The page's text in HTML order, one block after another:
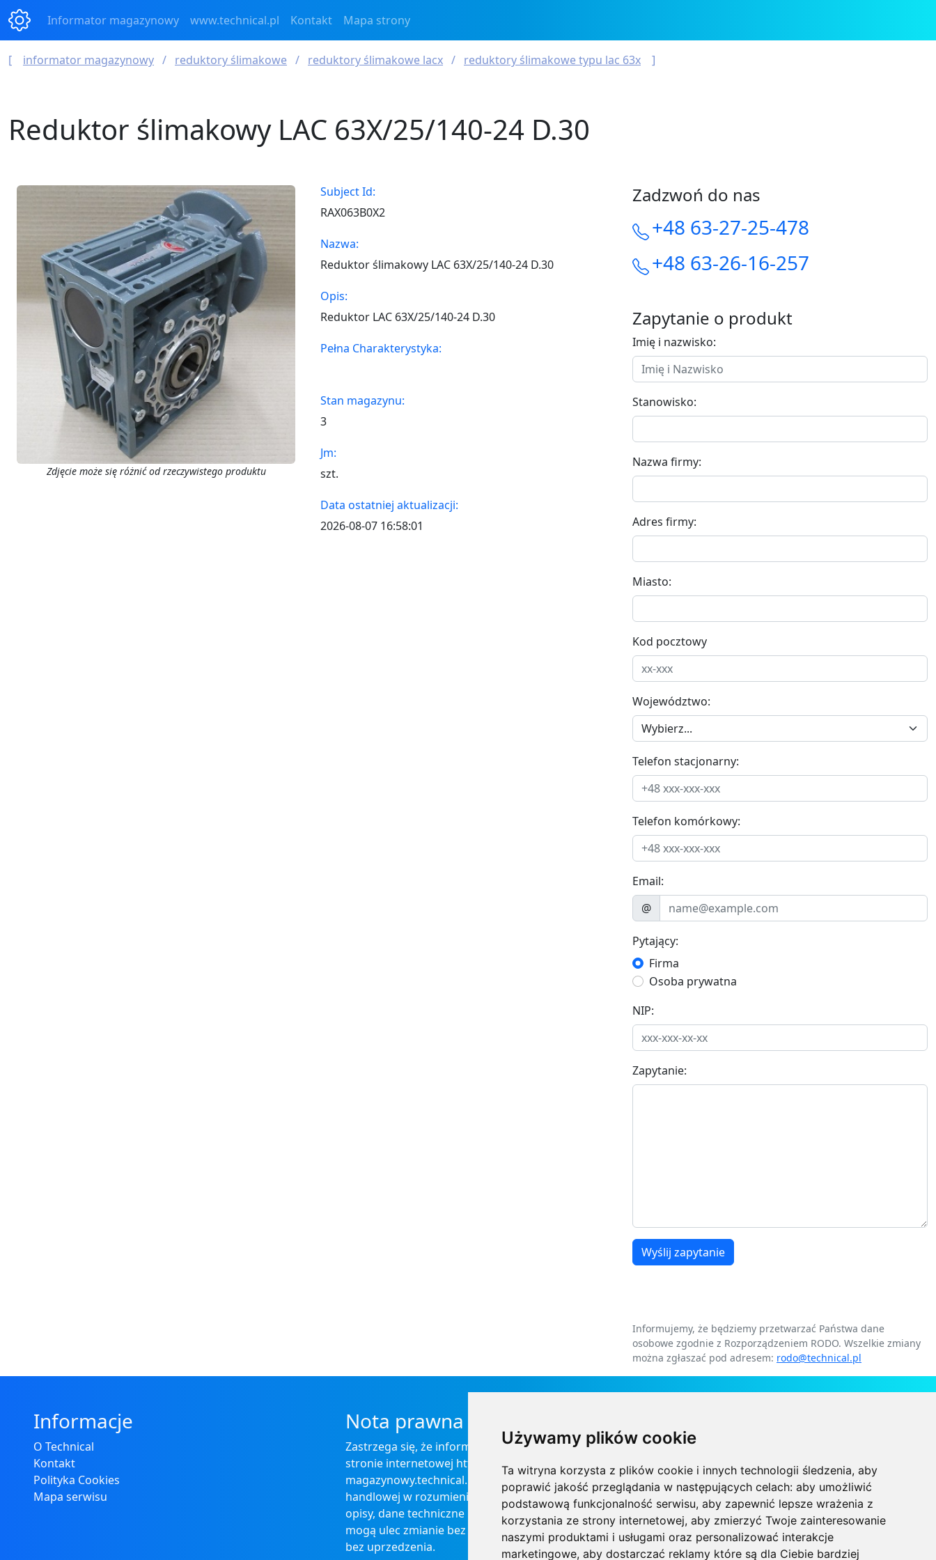
Używamy plików cookie
Ta witryna korzysta z plików cookie i innych technologii śledzenia, aby
poprawić jakość przeglądania w następujących celach: aby umożliwić
podstawową funkcjonalność serwisu, aby zapewnić lepsze wrażenia z
korzystania ze strony internetowej, aby zmierzyć Twoje zainteresowanie
naszymi produktami i usługami oraz personalizować interakcje
marketingowe, aby dostarczać reklamy które są dla Ciebie bardziej
Informator magazynowy www.technical.pl Kontakt Mapa strony
informator magazynowy reduktory ślimakowe reduktory ślimakowe lacx reduktory ślimakowe typu lac 63x
Reduktor ślimakowy LAC 63X/25/140-24 D.30
Zdjęcie może się różnić od rzeczywistego produktu
Subject Id:
RAX063B0X2
Nazwa:
Reduktor ślimakowy LAC 63X/25/140-24 D.30
Opis:
Reduktor LAC 63X/25/140-24 D.30
Pełna Charakterystyka:
Stan magazynu:
3
Jm:
szt.
Data ostatniej aktualizacji:
2026-08-07 16:58:01
Zadzwoń do nas
+48 63-27-25-478
+48 63-26-16-257
Zapytanie o produkt
Imię i nazwisko:
Stanowisko:
Nazwa firmy:
Adres firmy:
Miasto:
Kod pocztowy
Województwo:
Telefon stacjonarny:
Telefon komórkowy:
Email:
@
Pytający:
Firma
Osoba prywatna
NIP:
Zapytanie:
Wyślij zapytanie
Informujemy, że będziemy przetwarzać Państwa dane
osobowe zgodnie z Rozporządzeniem RODO. Wszelkie zmiany
można zgłaszać pod adresem: rodo@technical.pl
Informacje
O Technical
Kontakt
Polityka Cookies
Mapa serwisu
Nota prawna
Zastrzega się, że informacje zamieszczone na
stronie internetowej https://informator-
magazynowy.technical.pl/ nie stanowią oferty
handlowej w rozumieniu prawa, ponadto
opisy, dane techniczne i pozostałe informacje
mogą ulec zmianie bez podania przyczyny i
bez uprzedzenia.
Technical Grzegorz Tęgos
Polska, 62-600 Koło, ul. Toruńska 212
NIP 666-137-75-84, REGON 310288700
+48 63-27-25-478
biuro@technical.pl